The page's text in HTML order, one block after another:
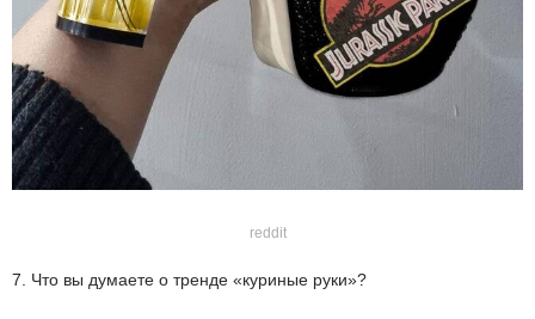
reddit
7. Что вы думаете о тренде «куриные руки»?